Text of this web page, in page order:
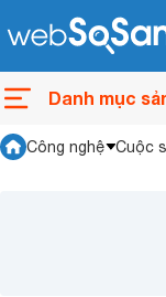
Danh mục
Công nghệ Cuộc